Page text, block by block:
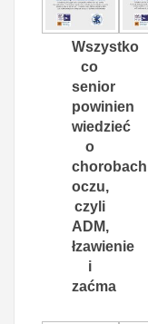
Wszystko
co
senior
powinien
wiedzieć
o
chorobach
oczu,
czyli
ADM,
łzawienie
i
zaćma